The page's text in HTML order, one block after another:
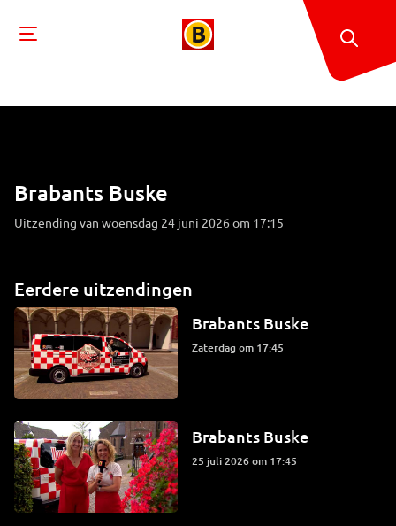
Brabants Buske
Uitzending van woensdag 24 juni 2026 om 17:15
Eerdere uitzendingen
Brabants Buske
zaterdag om 17:45
Brabants Buske
25 juli 2026 om 17:45